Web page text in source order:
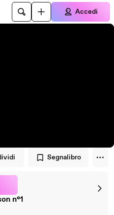
Accedi
Segnalibro
n°1